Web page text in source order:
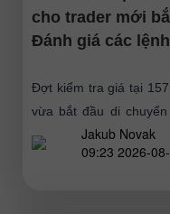
cho trader mới
Đánh giá các
Đợt kiểm tra giá tại
vừa bắt đầu di
lệnh mua đồngJakub Novak
09:23 2026-